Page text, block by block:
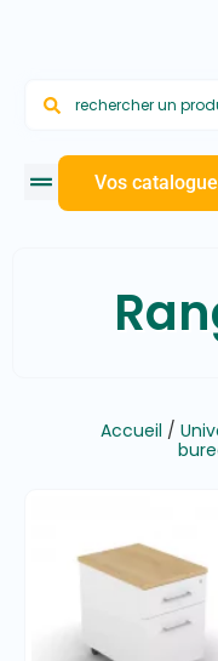
Vos
Accueil /